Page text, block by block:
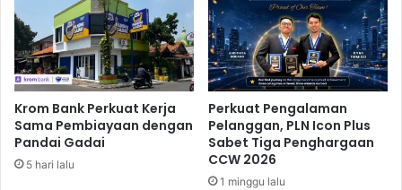
i
r
D
a
u
l
a
y
B
a
n
K
r
d
i
D
Krom Bank Perkuat Kerja
Sama Pembiayaan dengan
Pandai Gadai
5 hari lalu
Perkuat Pengalaman
Pelanggan, PLN Icon Plus
Sabet Tiga Penghargaan
CCW 2026
1 minggu lalu